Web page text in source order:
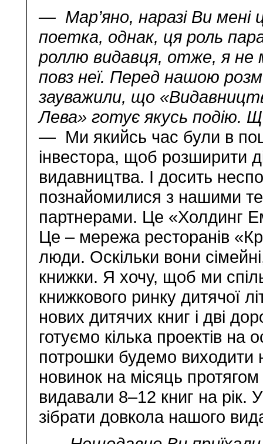
— Мар’яно, наразі Ви мені
поетка, однак, ця роль
роллю видавця, отже, я не
повз неї. Перед нашою
зауважили, що
Лева» готує якусь подію.
— Ми якийсь час були в
інвестора, щоб розширити
видавництва. І досить
познайомилися з нашими
партнерами. Це «Холдинг
Це – мережа ресторанів
люди. Оскільки вони
книжки. Я хочу, щоб ми
книжкового ринку дитячої
нових дитячих книг і дві
готуємо кілька проектів
потрошки будемо виходити
новинок на місяць
видавали 8–12 книг на рік.
зібрати довкола нашого